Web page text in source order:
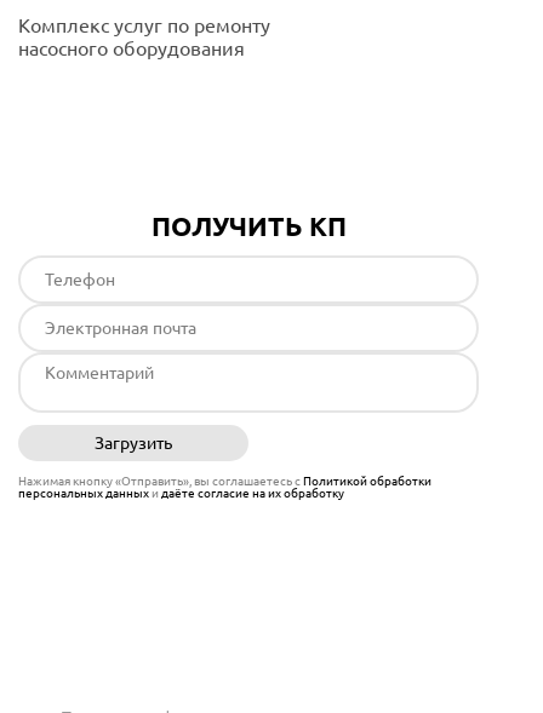
Комплекс услуг по ремонту
насосного оборудования
ПОЛУЧИТЬ КП
Загрузить
Нажимая кнопку «Отправить», вы соглашаетесь сПолитикой обработки
персональных данныхи даёте согласие на их обработку